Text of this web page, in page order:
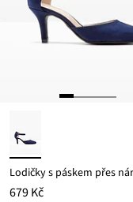
679 Kč